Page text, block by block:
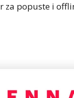
popuste i